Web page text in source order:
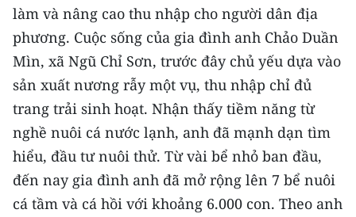
Media Khoa học - Công nghệ
Media Môi trường
Ảnh
Infographic
TIN MỚI
TIN ĐỊA PHƯƠNG
làm và nâng cao thu nhập cho người dân địa
phương. Cuộc sống của gia đình anh Chảo Duần
Mìn, xã Ngũ Chỉ Sơn, trước đây chủ yếu dựa vào
sản xuất nương rẫy một vụ, thu nhập chỉ đủ
trang trải sinh hoạt. Nhận thấy tiềm năng từ
nghề nuôi cá nước lạnh, anh đã mạnh dạn tìm
hiểu, đầu tư nuôi thử. Từ vài bể nhỏ ban đầu,
đến nay gia đình anh đã mở rộng lên 7 bể nuôi
cá tầm và cá hồi với khoảng 6.000 con. Theo anh